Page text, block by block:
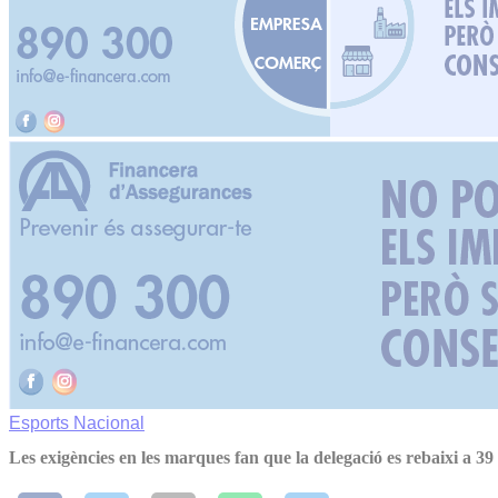
Esports Nacional
Les exigències en les marques fan que la delegació es rebaixi a 39